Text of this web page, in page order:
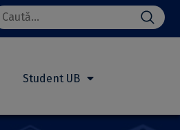
Student UB